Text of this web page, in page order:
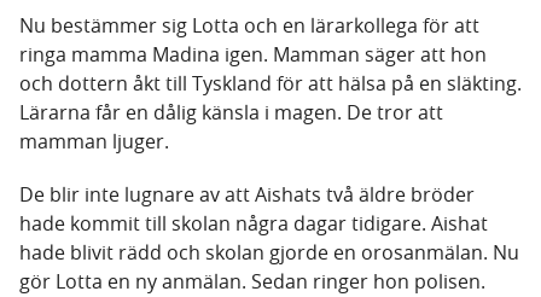
Nu bestämmer sig Lotta och en lärarkollega för att
ringa mamma Madina igen. Mamman säger att hon
och dottern åkt till Tyskland för att hälsa på en släkting.
Lärarna får en dålig känsla i magen. De tror att
mamman ljuger.
De blir inte lugnare av att Aishats två äldre bröder
hade kommit till skolan några dagar tidigare. Aishat
hade blivit rädd och skolan gjorde en orosanmälan. Nu
gör Lotta en ny anmälan. Sedan ringer hon polisen.